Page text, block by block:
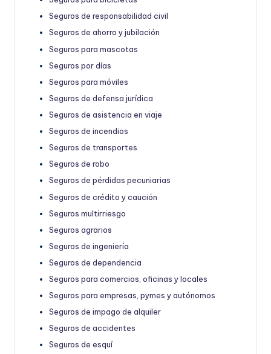
Seguros de responsabilidad civil
Seguros de ahorro y jubilación
Seguros para mascotas
Seguros por días
Seguros para móviles
Seguros de defensa jurídica
Seguros de asistencia en viaje
Seguros de incendios
Seguros de transportes
Seguros de robo
Seguros de pérdidas pecuniarias
Seguros de crédito y caución
Seguros multirriesgo
Seguros agrarios
Seguros de ingeniería
Seguros de dependencia
Seguros para comercios, oficinas y locales
Seguros para empresas, pymes y autónomos
Seguros de impago de alquiler
Seguros de accidentes
Seguros de esquí